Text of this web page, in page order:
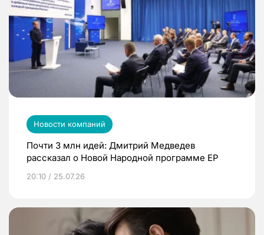
Новости компаний
Почти 3 млн идей: Дмитрий Медведев
рассказал о Новой Народной программе ЕР
20:10 / 25.07.26